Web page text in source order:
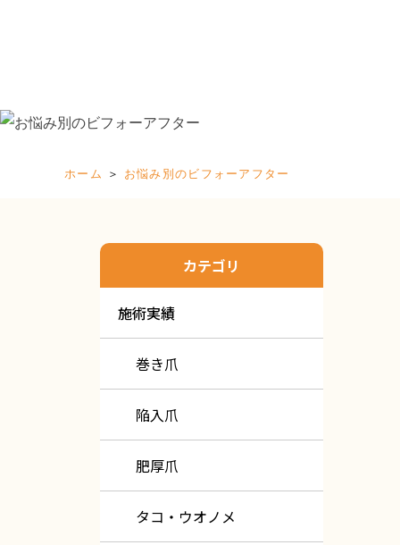
ホーム ＞ お悩み別のビフォーアフター
カテゴリ
施術実績
巻き爪
陥入爪
肥厚爪
タコ・ウオノメ